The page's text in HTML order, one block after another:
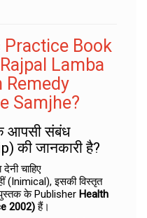
Book
Lamba
Remedy
Samjhe?
आपसी संबंध
की जानकारी है?
चाहिए
(Inimical), इसकी विस्तृत
पुस्तक के Publisher Health
2002)हैं।